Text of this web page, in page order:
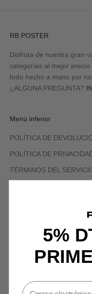
RB POSTER
Disfruta de nuestra gran
categorías al mejor
todo hecho a mano por
¿ALGUNA PREGUNTA?
Menú inferior
POLÍTICA DE
POLÍTICA DE
TÉRMINOS DEL
Newsletter
HISTORIAS
5%